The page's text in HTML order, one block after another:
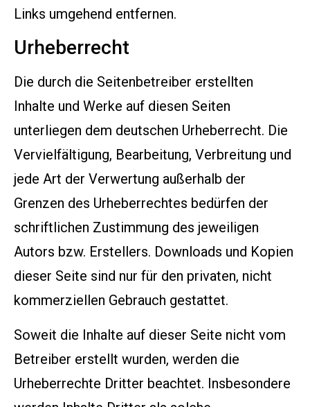
Links umgehend entfernen.
Urheberrecht
Die durch die Seitenbetreiber erstellten
Inhalte und Werke auf diesen Seiten
unterliegen dem deutschen Urheberrecht. Die
Vervielfältigung, Bearbeitung, Verbreitung und
jede Art der Verwertung außerhalb der
Grenzen des Urheberrechtes bedürfen der
schriftlichen Zustimmung des jeweiligen
Autors bzw. Erstellers. Downloads und Kopien
dieser Seite sind nur für den privaten, nicht
kommerziellen Gebrauch gestattet.
Soweit die Inhalte auf dieser Seite nicht vom
Betreiber erstellt wurden, werden die
Urheberrechte Dritter beachtet. Insbesondere